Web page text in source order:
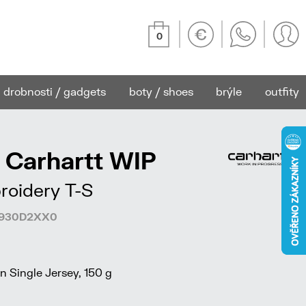
0
drobnosti / gadgets boty / shoes brýle outfity
WIP
T-S
Single Jersey, 150 g